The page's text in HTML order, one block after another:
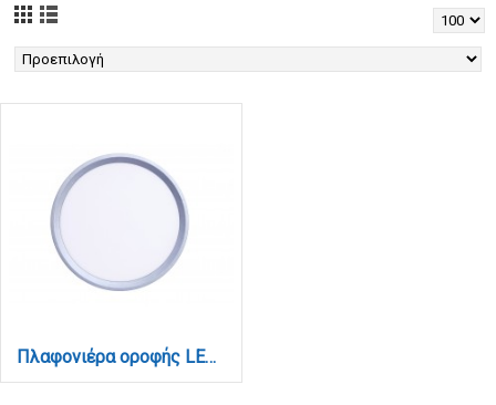
Πλαφονιέρα οροφής LED 24W 3CCT (by switch on base) σε ασημί απόχρωση D:30x2,5cm (42036-D-Silver)